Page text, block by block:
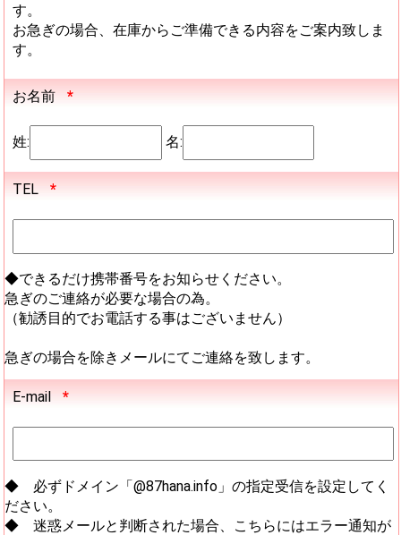
す。
お急ぎの場合、在庫からご準備できる内容をご案内致しま
す。
お名前 *
姓: 名:
TEL *
◆できるだけ携帯番号をお知らせください。
急ぎのご連絡が必要な場合の為。
（勧誘目的でお電話する事はございません）
急ぎの場合を除きメールにてご連絡を致します。
E-mail *
◆ 必ずドメイン「@87hana.info」の指定受信を設定してく
ださい。
◆ 迷惑メールと判断された場合、こちらにはエラー通知が